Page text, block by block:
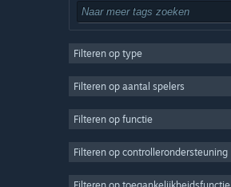
Sim
Strategie
3D
Gratis te spelen
Filteren op type
Filteren op aantal spelers
Filteren op functie
Filteren op controllerondersteuning